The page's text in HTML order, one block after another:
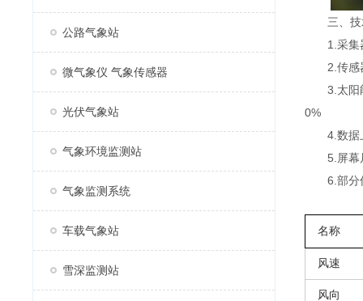
公路气象站
微气象仪 气象传感器
光伏气象站
气象环境监测站
气象监测系统
车载气象站
雪深监测站
三、技
1.采集器
2.传感器
3.太阳能
0%
4.数据上
5.屏幕尺
6.部分
名称
风速
风向